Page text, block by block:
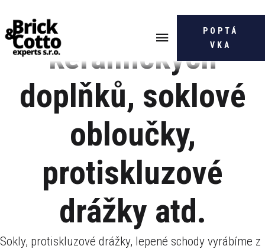
POPTÁ
VKA
Výroba
keramických
doplňků, soklové
obloučky,
protiskluzové
drážky atd.
Sokly, protiskluzové drážky, lepené schody vyrábíme z